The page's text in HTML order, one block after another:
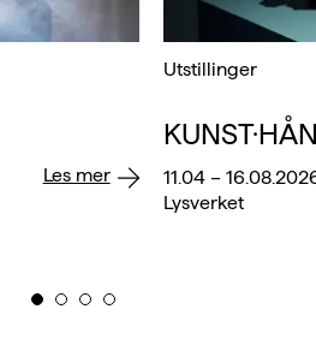
Les mer
Utstillinger
11.04 –
Lysverket